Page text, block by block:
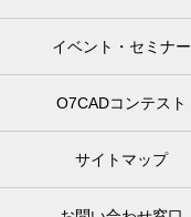
イベント・セミナー
O7CADコンテスト
サイトマップ